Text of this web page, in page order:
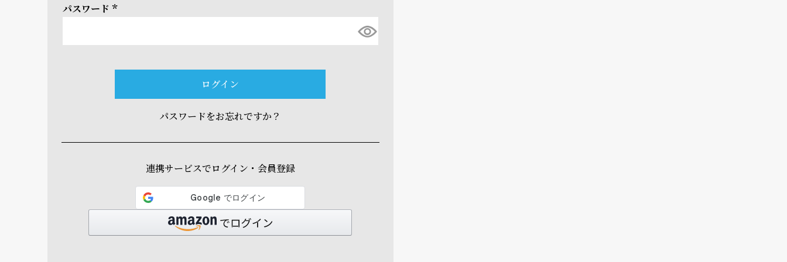
パスワード
(必
ログイン
パスワードをお忘れですか？
連携サービスでログイン・会員登録